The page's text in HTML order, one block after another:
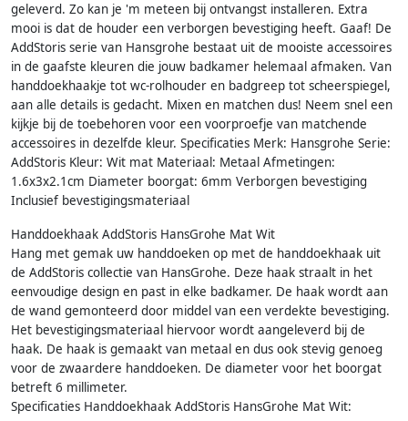
geleverd. Zo kan je 'm meteen bij ontvangst installeren. Extra
mooi is dat de houder een verborgen bevestiging heeft. Gaaf! De
AddStoris serie van Hansgrohe bestaat uit de mooiste accessoires
in de gaafste kleuren die jouw badkamer helemaal afmaken. Van
handdoekhaakje tot wc-rolhouder en badgreep tot scheerspiegel,
aan alle details is gedacht. Mixen en matchen dus! Neem snel een
kijkje bij de toebehoren voor een voorproefje van matchende
accessoires in dezelfde kleur. Specificaties Merk: Hansgrohe Serie:
AddStoris Kleur: Wit mat Materiaal: Metaal Afmetingen:
1.6x3x2.1cm Diameter boorgat: 6mm Verborgen bevestiging
Inclusief bevestigingsmateriaal
Handdoekhaak AddStoris HansGrohe Mat Wit
Hang met gemak uw handdoeken op met de handdoekhaak uit
de AddStoris collectie van HansGrohe. Deze haak straalt in het
eenvoudige design en past in elke badkamer. De haak wordt aan
de wand gemonteerd door middel van een verdekte bevestiging.
Het bevestigingsmateriaal hiervoor wordt aangeleverd bij de
haak. De haak is gemaakt van metaal en dus ook stevig genoeg
voor de zwaardere handdoeken. De diameter voor het boorgat
betreft 6 millimeter.
Specificaties Handdoekhaak AddStoris HansGrohe Mat Wit: